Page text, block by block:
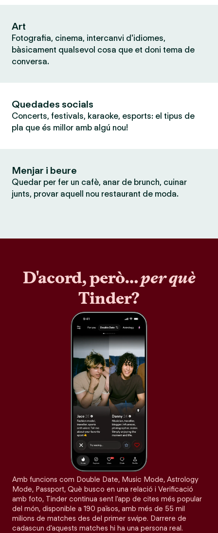
Art
Fotografia, cinema, intercanvi d'idiomes,
bàsicament qualsevol cosa que et doni tema de
conversa.
Quedades socials
Concerts, festivals, karaoke, esports: el tipus de
pla que és millor amb algú nou!
Menjar i beure
Quedar per fer un cafè, anar de brunch, cuinar
junts, provar aquell nou restaurant de moda.
D'acord, però…per què
Tinder?
Amb funcions com Double Date, Music Mode, Astrology
Mode, Passport, Què busco en una relació i Verificació
amb foto, Tinder continua sent l'app de cites més popular
del món, disponible a 190 països, amb més de 55 mil
milions de matches des del primer swipe. Darrere de
cadascun d'aquests matches hi ha una persona real.